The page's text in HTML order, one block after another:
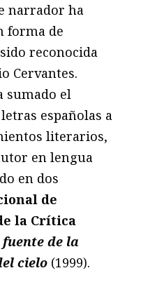
narrador ha
forma de
reconocida
Cervantes.
sumado el
españolas a
literarios,
en lengua
en dos
de
la Crítica
de la
cielo (1999).